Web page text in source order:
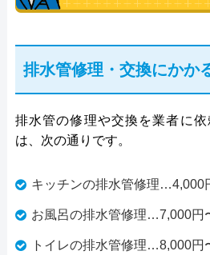
排水管修理・交換にかか
排水管の修理や交換を業者に
は、次の通りです。
キッチンの排水管修理…4,000
お風呂の排水管修理…7,000円
トイレの排水管修理…8,000円